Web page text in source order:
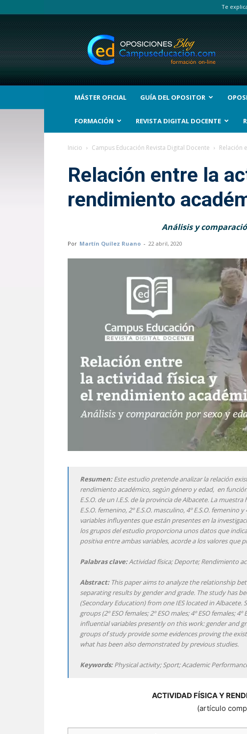
Te
BLOG
Noticias
Oposiciones
y
bolsas
Trabajo
Interinos.
MÁSTER OFICIAL GUÍA DEL OPOSITOR
FORMACIÓN REVISTA DIGITAL DOCENTE
Inicio Campus Educación Revista Digital Docente Relación
Relación entre la
rendimiento
Análisis y
Por Martín Quílez Ruano - 22 abril, 2020
Resumen:Este estudio pretende analizar la relación
rendimiento académico, según género y edad, en
E.S.O. de un I.E.S. de la provincia de Albacete. La
E.S.O. femenino, 2º E.S.O. masculino, 4º E.S.O. femenino
variables influyentes que están presentes en la
los grupos del estudio proporciona unos datos que
positiva entre ambas variables, acorde a los valores
Palabras clave:Actividad física; Deporte; Rendimiento
Abstract: This paper aims to analyze the relationship
separating results by gender and grade. The study has
(Secondary Education) from one IES located in
groups (2º ESO females; 2º ESO males; 4º ESO females;
influential variables presently on this work: gender and
groups of study provide some evidences proving the
what has been also demonstrated by previous studies.
Keywords:Physical activity; Sport; Academic
ACTIVIDAD FÍSICA Y
(artículo